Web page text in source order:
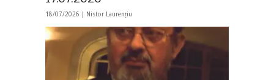
18/07/2026 | Nistor Laurențiu